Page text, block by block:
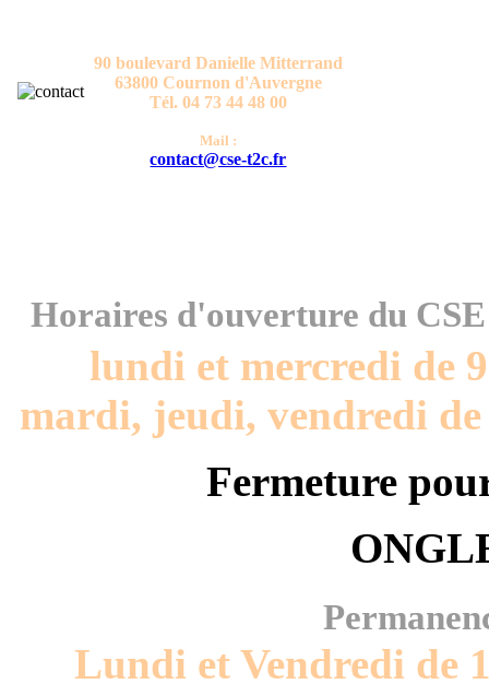
90 boulevard Danielle Mitterrand
63800 Cournon d'Auvergne
Tél. 04 73 44 48 00
Mail :
contact@cse-t2c.fr
Horaires d'ouverture du
lundi et mercredi de
mardi, jeudi, vendredi de
Fermeture
Lundi et Vendredi de